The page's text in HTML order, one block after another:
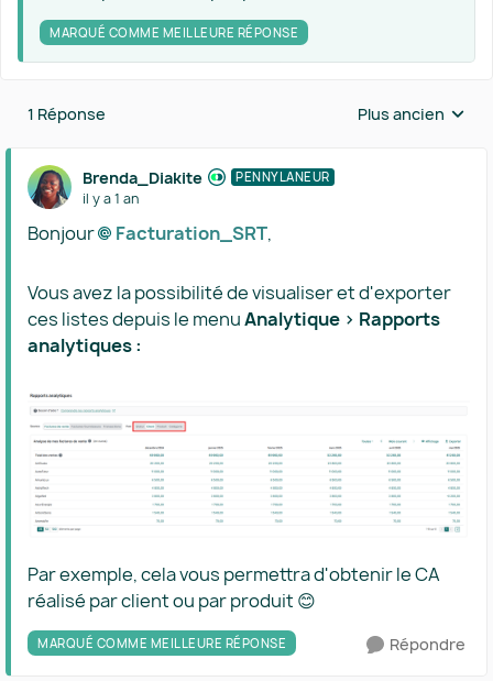
MARQUÉ COMME MEILLEURE RÉPONSE
1 Réponse Réponses triées
Plus ancien
Brenda_Diakite PENNYLANEUR
il y a 1 an
Bonjour Facturation_SRT​,
Vous avez la possibilité de visualiser et d'exporter
ces listes depuis le menuAnalytique > Rapports
analytiques :
Par exemple, cela vous permettra d'obtenir le CA
réalisé par client ou par produit 😊
MARQUÉ COMME MEILLEURE RÉPONSE Répondre